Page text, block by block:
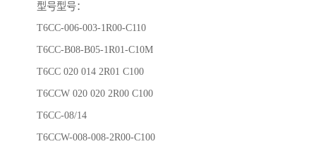
型号型号：
T6CC-006-003-1R00-C110
T6CC-B08-B05-1R01-C10M
T6CC 020 014 2R01 C100
T6CCW 020 020 2R00 C100
T6CC-08/14
T6CCW-008-008-2R00-C100